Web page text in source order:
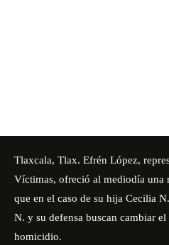
Tlaxcala, Tlax. Efrén López,
Víctimas, ofreció al mediodía una
que en el caso de su hija Cecilia
N. y su defensa buscan cambiar
homicidio.